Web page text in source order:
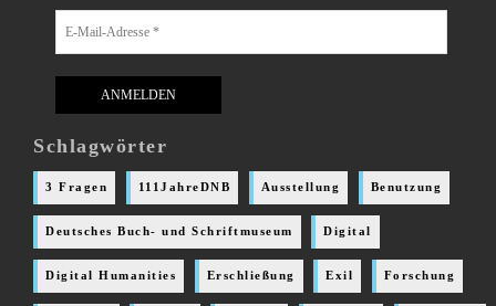
Schlagwörter
3 Fragen 111JahreDNB Ausstellung Benutzung
Deutsches Buch- und Schriftmuseum Digital
Digital Humanities Erschließung Exil Forschung